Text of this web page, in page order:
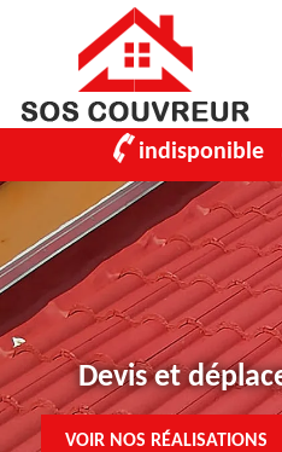
indisponible
Devis et
VOIR NOS RÉALISATIONS